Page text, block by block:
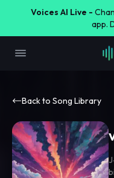
Voices AI Live -
app.
Back to Song Library